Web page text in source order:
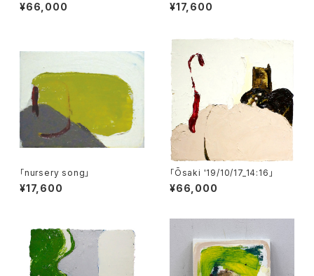
¥66,000 ¥17,600
「nursery song」
¥17,600
「Ōsaki '19/10/17_14:16」
¥66,000